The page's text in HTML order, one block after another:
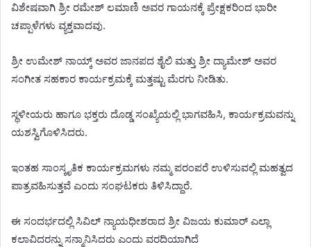
ವಿಶೇಷವಾಗಿ ಶ್ರೀ ರಮೇಶ್ ಲಮಾಣಿ ಅವರ ಗಾಯನಕ್ಕೆ ಪ್ರೇಕ್ಷಕರಿಂದ ಭಾರೀ
ಚಪ್ಪಾಳೆಗಳು ವ್ಯಕ್ತವಾದವು.
ಶ್ರೀ ಉಮೇಶ್ ನಾಯ್ಕ್ ಅವರ ಜಾನಪದ ಶೈಲಿ ಮತ್ತು ಶ್ರೀ ದ್ಯಾಮೇಶ್ ಅವರ
ಸಂಗೀತ ಸಹಕಾರ ಕಾರ್ಯಕ್ರಮಕ್ಕೆ ಮತ್ತಷ್ಟು ಮೆರಗು ನೀಡಿತು.
ಸ್ಥಳೀಯರು ಹಾಗೂ ಭಕ್ತರು ದೊಡ್ಡ ಸಂಖ್ಯೆಯಲ್ಲಿ ಭಾಗವಹಿಸಿ, ಕಾರ್ಯಕ್ರಮವನ್ನು
ಯಶಸ್ವಿಗೊಳಿಸಿದರು.
ಇಂತಹ ಸಾಂಸ್ಕೃತಿಕ ಕಾರ್ಯಕ್ರಮಗಳು ನಮ್ಮ ಪರಂಪರೆ ಉಳಿಸುವಲ್ಲಿ ಮಹತ್ವದ
ಪಾತ್ರವಹಿಸುತ್ತವೆ ಎಂದು ಸಂಘಟಕರು ತಿಳಿಸಿದ್ದಾರೆ.
ಈ ಸಂದರ್ಭದಲ್ಲಿ ಸಿವಿಲ್ ನ್ಯಾಯಧೀಶರಾದ ಶ್ರೀ ವಿಜಯ ಕುಮಾರ್ ಎಲ್ಲಾ
ಕಲಾವಿದರನ್ನು ಸನ್ಮಾನಿಸಿದರು ಎಂದು ವರದಿಯಾಗಿದೆ